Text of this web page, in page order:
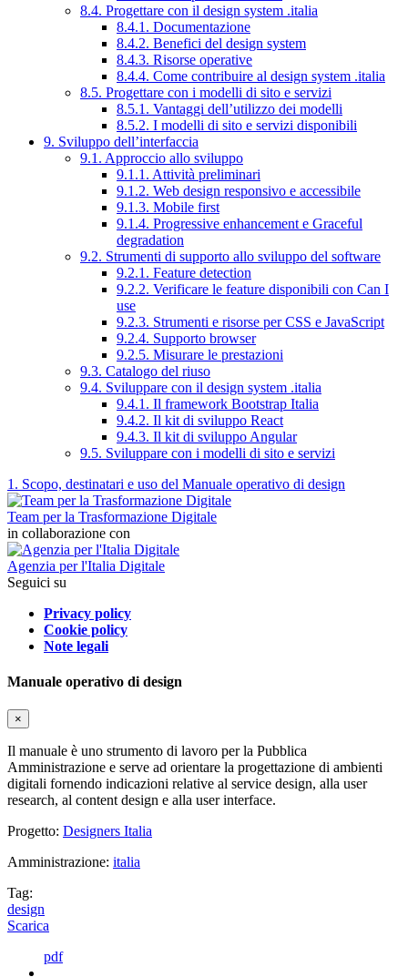
8.4. Progettare con il design system .italia
8.4.1. Documentazione
8.4.2. Benefici del design system
8.4.3. Risorse operative
8.4.4. Come contribuire al design system .italia
8.5. Progettare con i modelli di sito e servizi
8.5.1. Vantaggi dell’utilizzo dei modelli
8.5.2. I modelli di sito e servizi disponibili
9. Sviluppo dell’interfaccia
9.1. Approccio allo sviluppo
9.1.1. Attività preliminari
9.1.2. Web design responsivo e accessibile
9.1.3. Mobile first
9.1.4. Progressive enhancement e Graceful
degradation
9.2. Strumenti di supporto allo sviluppo del software
9.2.1. Feature detection
9.2.2. Verificare le feature disponibili con Can I
use
9.2.3. Strumenti e risorse per CSS e JavaScript
9.2.4. Supporto browser
9.2.5. Misurare le prestazioni
9.3. Catalogo del riuso
9.4. Sviluppare con il design system .italia
9.4.1. Il framework Bootstrap Italia
9.4.2. Il kit di sviluppo React
9.4.3. Il kit di sviluppo Angular
9.5. Sviluppare con i modelli di sito e servizi
1. Scopo, destinatari e uso del Manuale operativo di design
Team per la Trasformazione Digitale
in collaborazione con
Agenzia per l'Italia Digitale
Seguici su
Privacy policy
Cookie policy
Note legali
Manuale operativo di design
×
Il manuale è uno strumento di lavoro per la Pubblica
Amministrazione e serve ad orientare la progettazione di ambienti
digitali fornendo indicazioni relative al service design, alla user
research, al content design e alla user interface.
Progetto: Designers Italia
Amministrazione: italia
Tag:
design
Scarica
pdf